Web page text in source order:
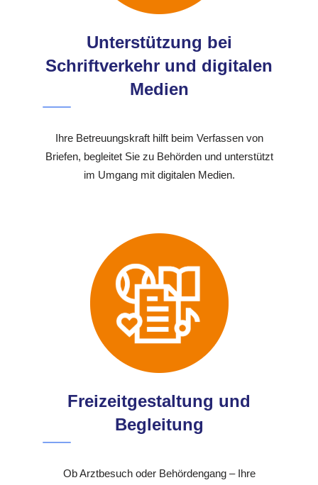
Unterstützung bei
Schriftverkehr und digitalen
Medien
Ihre Betreuungskraft hilft beim Verfassen von
Briefen, begleitet Sie zu Behörden und unterstützt
im Umgang mit digitalen Medien.
Freizeitgestaltung und
Begleitung
Ob Arztbesuch oder Behördengang – Ihre